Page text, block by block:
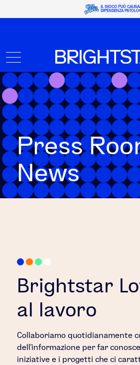
IL GIOCO PUÒ
DIPENDENZA
Press
News
Brightstar
al lavoro
Collaboriamo quotidianamente
dell'informazione per far
iniziative e i progetti che ci